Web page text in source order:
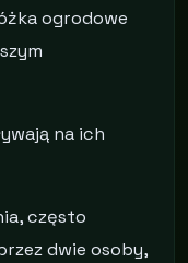
ogrodowe
na ich
często
dwie osoby,